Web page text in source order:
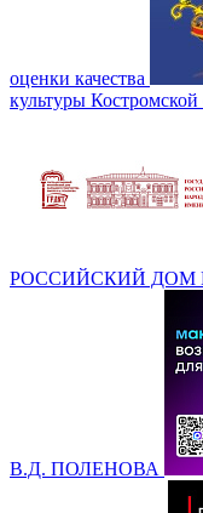
оценки качества
культуры Костромской
РОССИЙСКИЙ ДОМ
В.Д. ПОЛЕНОВА